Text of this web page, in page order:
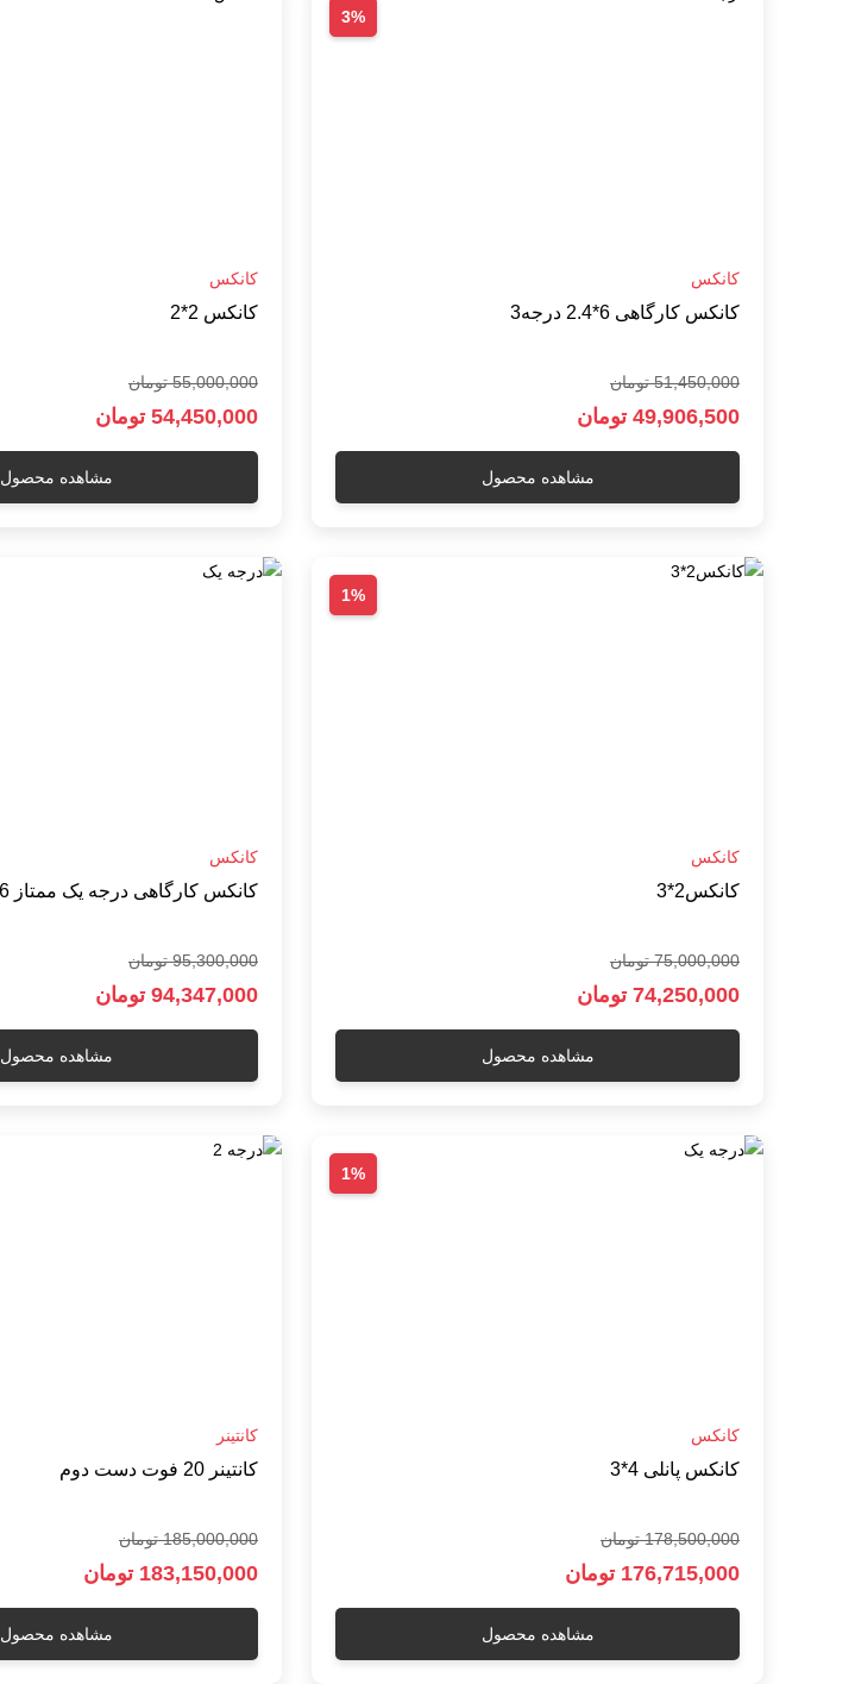
3%
کانکس
کانکس کارگاهی 6*2.4 درجه3
51,450,000 تومان
49,906,500 تومان
مشاهده محصول
کانکس
کانکس 2*2
55,000,000 تومان
54,450,000 تومان
مشاهده محصول
1%
کانکس
کانکس2*3
75,000,000 تومان
74,250,000 تومان
مشاهده محصول
کانکس
کانکس کارگاهی درجه یک ممتاز 6*2.4
95,300,000 تومان
94,347,000 تومان
مشاهده محصول
1%
کانکس
کانکس پانلی 4*3
178,500,000 تومان
176,715,000 تومان
مشاهده محصول
کانتینر
کانتینر 20 فوت دست دوم
185,000,000 تومان
183,150,000 تومان
مشاهده محصول